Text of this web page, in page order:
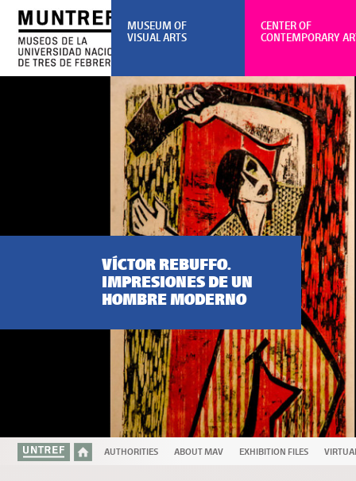
VÍCTOR REBUFFO.
IMPRESIONES DE UN
HOMBRE MODERNO
AUTHORITIES ABOUT MAV EXHIBITION FILES
CENTER OF
CONTEMPORARY
MUSEUM OF
VISUAL ARTS